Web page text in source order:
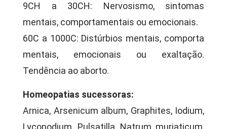
9CH a 30CH: Nervosismo, sintomas
mentais, comportamentais ou emocionais.
60C a 1000C: Distúrbios mentais, comporta
mentais, emocionais ou exaltação.
Tendência ao aborto.
Homeopatias sucessoras:
Arnica, Arsenicum album, Graphites, Iodium,
Lycopodium, Pulsatilla, Natrum muriaticum,